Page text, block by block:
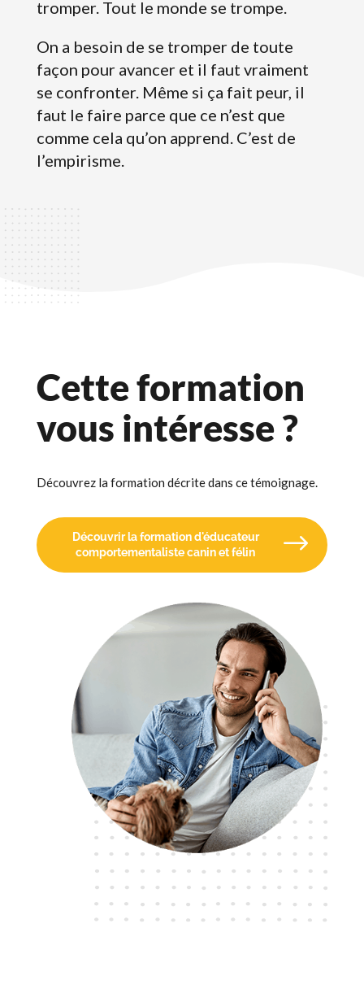
tromper. Tout le monde se trompe.
On a besoin de se tromper de toute
façon pour avancer et il faut vraiment
se confronter. Même si ça fait peur, il
faut le faire parce que ce n’est que
comme cela qu’on apprend. C’est de
l’empirisme.
Cette formation
vous intéresse ?
Découvrez la formation décrite dans ce témoignage.
Découvrir la formation d'éducateur
comportementaliste canin et félin